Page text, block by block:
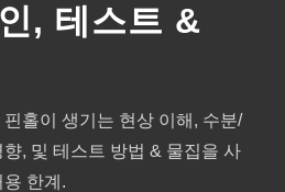
, 테스트 &
홀이 생기는 현상 이해, 수분/
, 및 테스트 방법 & 물집을 사
한계.